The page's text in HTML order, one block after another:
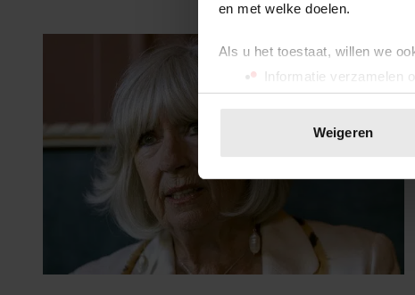
en met welke doelen.
Als u het toestaat, willen we
Informatie verzamelen
Uw apparaat
toestemming op elk moment
We gebruiken cookies om
websiteverkeer te
media, adverteren en
verstrekt of die ze hebben
onze website blijft gebruiken.
Weigeren